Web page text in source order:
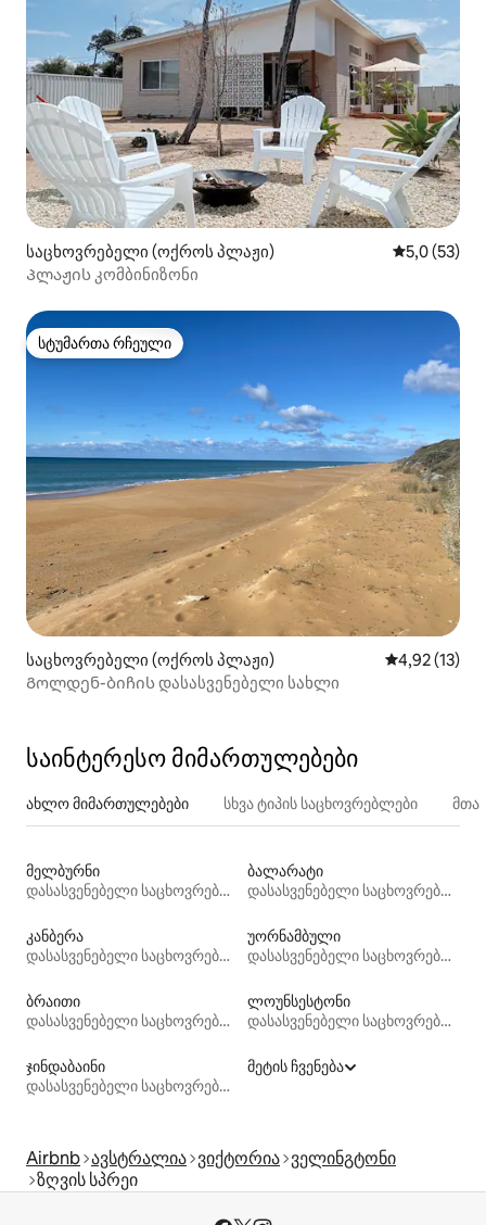
საცხოვრებელი (ოქროს პლაჟი) საშუალო
5,0 (53)
Პლაჟის კომბინიზონი
სტუმართა რჩეული
სტუმართა რჩეული
საცხოვრებელი (ოქროს პლაჟი) საშუალო
4,92 (13)
Გოლდენ-ბიჩის დასასვენებელი სახლი
საინტერესო მიმართულებები
ახლო მიმართულებები სხვა ტიპის საცხოვრებლები
მელბურნი
დასასვენებელი საცხოვრებლები
ბალარატი
დასასვენებელი საცხოვრებლები
კანბერა
დასასვენებელი საცხოვრებლები
უორნამბული
დასასვენებელი საცხოვრებლები
ბრაითი
დასასვენებელი საცხოვრებლები
ლოუნსესტონი
დასასვენებელი საცხოვრებლები
ჯინდაბაინი
დასასვენებელი საცხოვრებლები
მეტის ჩვენება
Airbnb ავსტრალია ვიქტორია ველინგტონი
ზღვის სპრეი